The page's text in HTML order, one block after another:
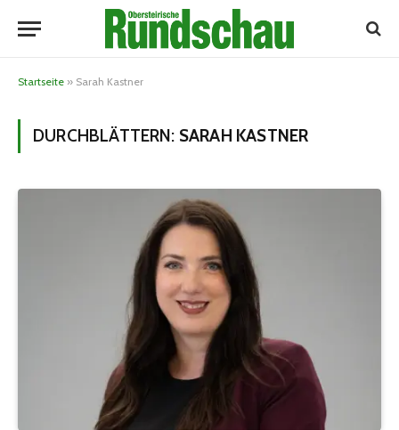
Startseite » Sarah Kastner
DURCHBLÄTTERN: SARAH KASTNER